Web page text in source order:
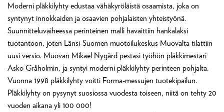
Moderni pläkkilyhty edustaa vähäkyröläistä osaamista, joka on
syntynyt innokkaiden ja osaavien pohjalaisten yhteistyönä.
Suunnitteluvaiheessa perinteinen malli havaittiin hankalaksi
tuotantoon, joten Länsi-Suomen muotoilukeskus Muovalta tilattiin
uusi versio. Muovan Mikael Nygård pestasi työhön pläkkimestari
Asko Gråholmin, ja syntyi moderni pläkkilyhty perinteen pohjalta.
Vuonna 1998 pläkkilyhty voitti Forma-messujen tuotekipailun.
Pläkkilyhty on pysynyt suosiossa vuodesta toiseen, niitä on tehty 20
vuoden aikana yli 100 000!